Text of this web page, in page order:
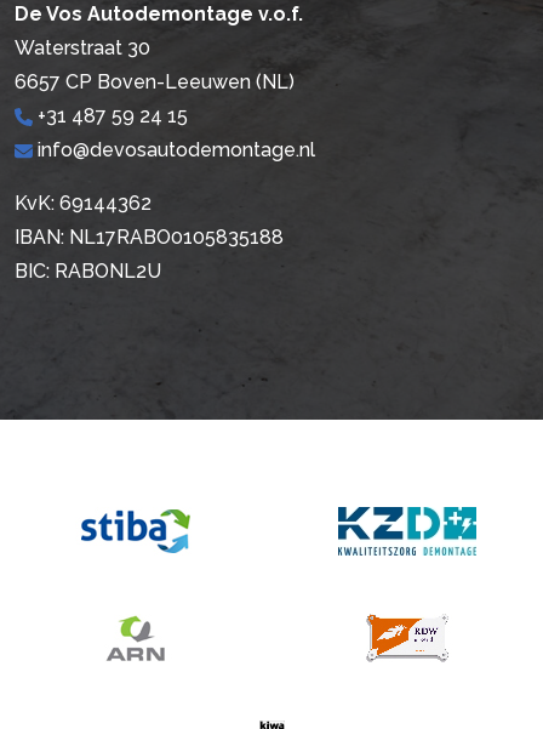
De Vos Autodemontage v.o.f.
Waterstraat 30
6657 CP Boven-Leeuwen (NL)
+31 487 59 24 15
info@devosautodemontage.nl
KvK: 69144362
IBAN: NL17RABO0105835188
BIC: RABONL2U